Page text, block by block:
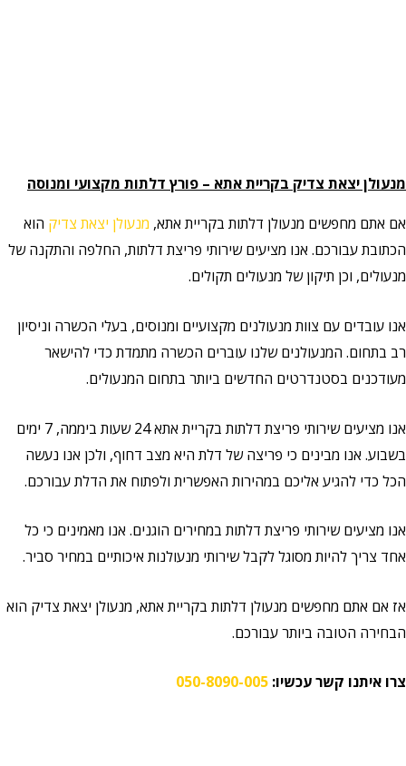
מנעולן יצאת צדיק בקריית אתא – פורץ דלתות מקצועי ומנוסה
אם אתם מחפשים מנעולן דלתות בקריית אתא, מנעולן יצאת צדיק הוא
הכתובת עבורכם. אנו מציעים שירותי פריצת דלתות, החלפה והתקנה של
מנעולים, וכן תיקון של מנעולים תקולים.
אנו עובדים עם צוות מנעולנים מקצועיים ומנוסים, בעלי הכשרה וניסיון
רב בתחום. המנעולנים שלנו עוברים הכשרה מתמדת כדי להישאר
מעודכנים בסטנדרטים החדשים ביותר בתחום המנעולים.
אנו מציעים שירותי פריצת דלתות בקריית אתא 24 שעות ביממה, 7 ימים
בשבוע. אנו מבינים כי פריצה של דלת היא מצב דחוף, ולכן אנו נעשה
הכל כדי להגיע אליכם במהירות האפשרית ולפתוח את הדלת עבורכם.
אנו מציעים שירותי פריצת דלתות במחירים הוגנים. אנו מאמינים כי כל
אחד צריך להיות מסוגל לקבל שירותי מנעולנות איכותיים במחיר סביר.
אז אם אתם מחפשים מנעולן דלתות בקריית אתא, מנעולן יצאת צדיק הוא
הבחירה הטובה ביותר עבורכם.
צרו איתנו קשר עכשיו: 050-8090-005